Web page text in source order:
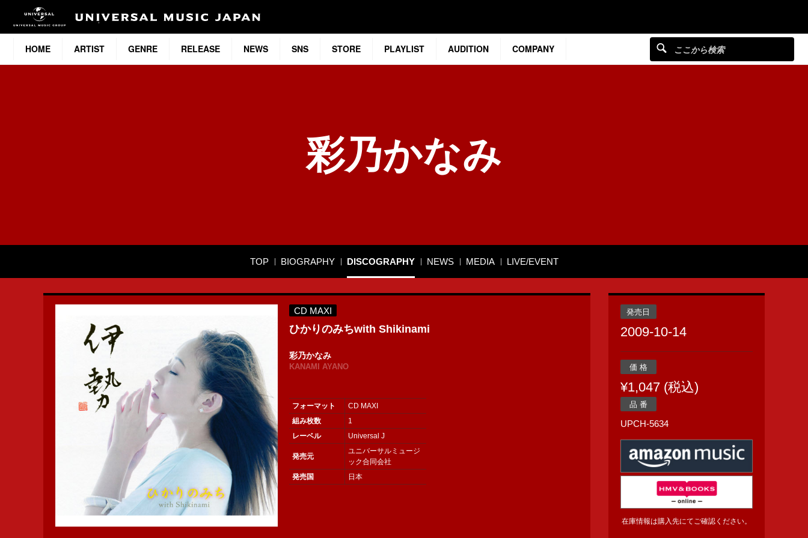
HOME ARTIST GENRE RELEASE NEWS SNS STORE PLAYLIST AUDITION COMPANY
彩乃かなみ
TOP BIOGRAPHY DISCOGRAPHY NEWS MEDIA LIVE/EVENT
CD MAXI
ひかりのみちwith Shikinami
彩乃かなみ
KANAMI AYANO
フォーマット
CD MAXI
組み枚数
1
レーベル
Universal J
発売元
ユニバーサルミュージ
ック合同会社
発売国
日本
発売日
2009-10-14
価 格
¥1,047 (税込)
品 番
UPCH-5634
在庫情報は購入先にてご確認ください。